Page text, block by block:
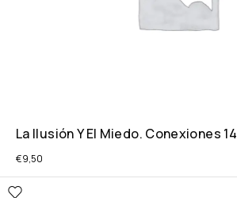
La Ilusión Y El Miedo. Conexiones 14
€9,50